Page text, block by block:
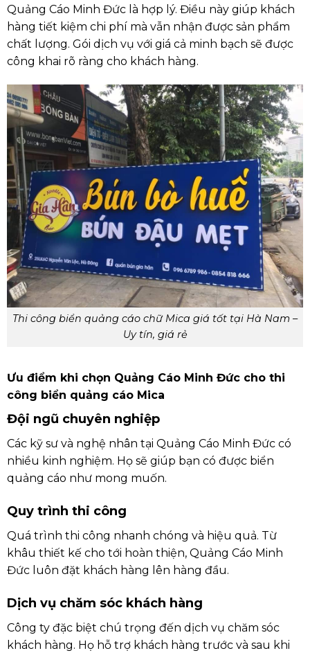
Quảng Cáo Minh Đức là hợp lý. Điều này giúp khách
hàng tiết kiệm chi phí mà vẫn nhận được sản phẩm
chất lượng. Gói dịch vụ với giá cả minh bạch sẽ được
công khai rõ ràng cho khách hàng.
Thi công biển quảng cáo chữ Mica giá tốt tại Hà Nam –
Uy tín, giá rẻ
Ưu điểm khi chọn Quảng Cáo Minh Đức cho thi
công biển quảng cáo Mica
Đội ngũ chuyên nghiệp
Các kỹ sư và nghệ nhân tại Quảng Cáo Minh Đức có
nhiều kinh nghiệm. Họ sẽ giúp bạn có được biển
quảng cáo như mong muốn.
Quy trình thi công
Quá trình thi công nhanh chóng và hiệu quả. Từ
khâu thiết kế cho tới hoàn thiện, Quảng Cáo Minh
Đức luôn đặt khách hàng lên hàng đầu.
Dịch vụ chăm sóc khách hàng
Công ty đặc biệt chú trọng đến dịch vụ chăm sóc
khách hàng. Họ hỗ trợ khách hàng trước và sau khi